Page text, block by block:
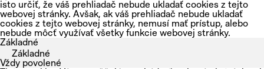
isto určiť, že váš prehliadač nebude ukladať cookies z tejto
webovej stránky. Avšak, ak váš prehliadač nebude ukladať
cookies z tejto webovej stránky, nemusí mať prístup, alebo
nebude môcť využívať všetky funkcie webovej stránky.
Základné
Základné
Vždy povolené